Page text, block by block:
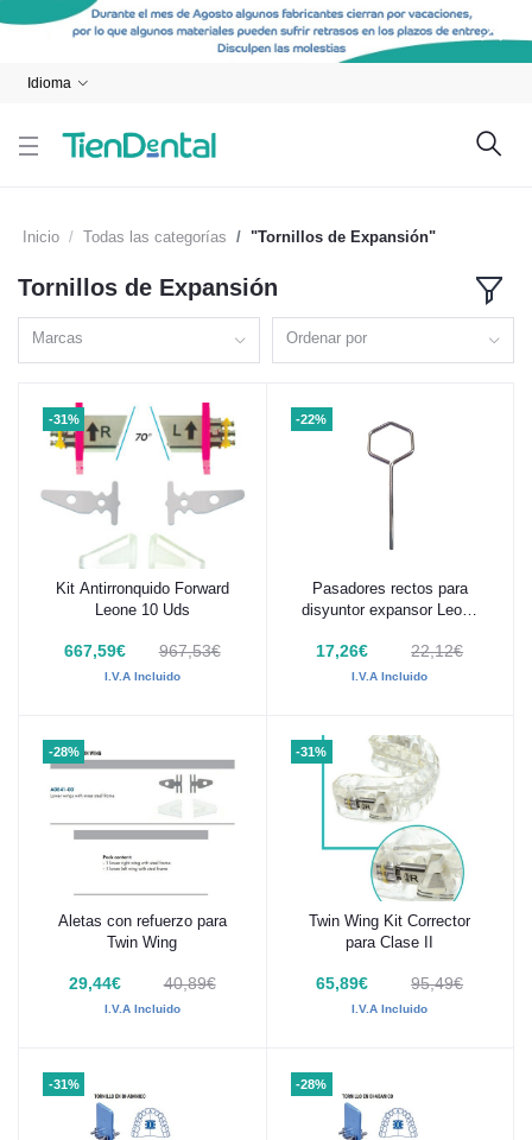
Idioma
Inicio Todas las categorías "Tornillos de Expansión"
Tornillos de Expansión
Marcas Ordenar por
-31%
Añadir al carrito
Kit Antirronquido Forward
Leone 10 Uds
667,59€ 967,53€
I.V.A Incluido
-22%
Añadir al carrito
Pasadores rectos para
disyuntor expansor Leone
17,26€ 22,12€
I.V.A Incluido
-28%
Añadir al carrito
Aletas con refuerzo para
Twin Wing
29,44€ 40,89€
I.V.A Incluido
-31%
Añadir al carrito
Twin Wing Kit Corrector
para Clase II
65,89€ 95,49€
I.V.A Incluido
-31% -28%